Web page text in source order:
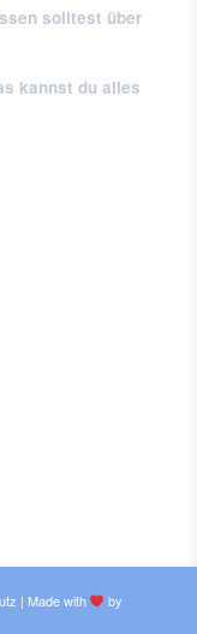
solltest über
kannst du alles
| Made with
by